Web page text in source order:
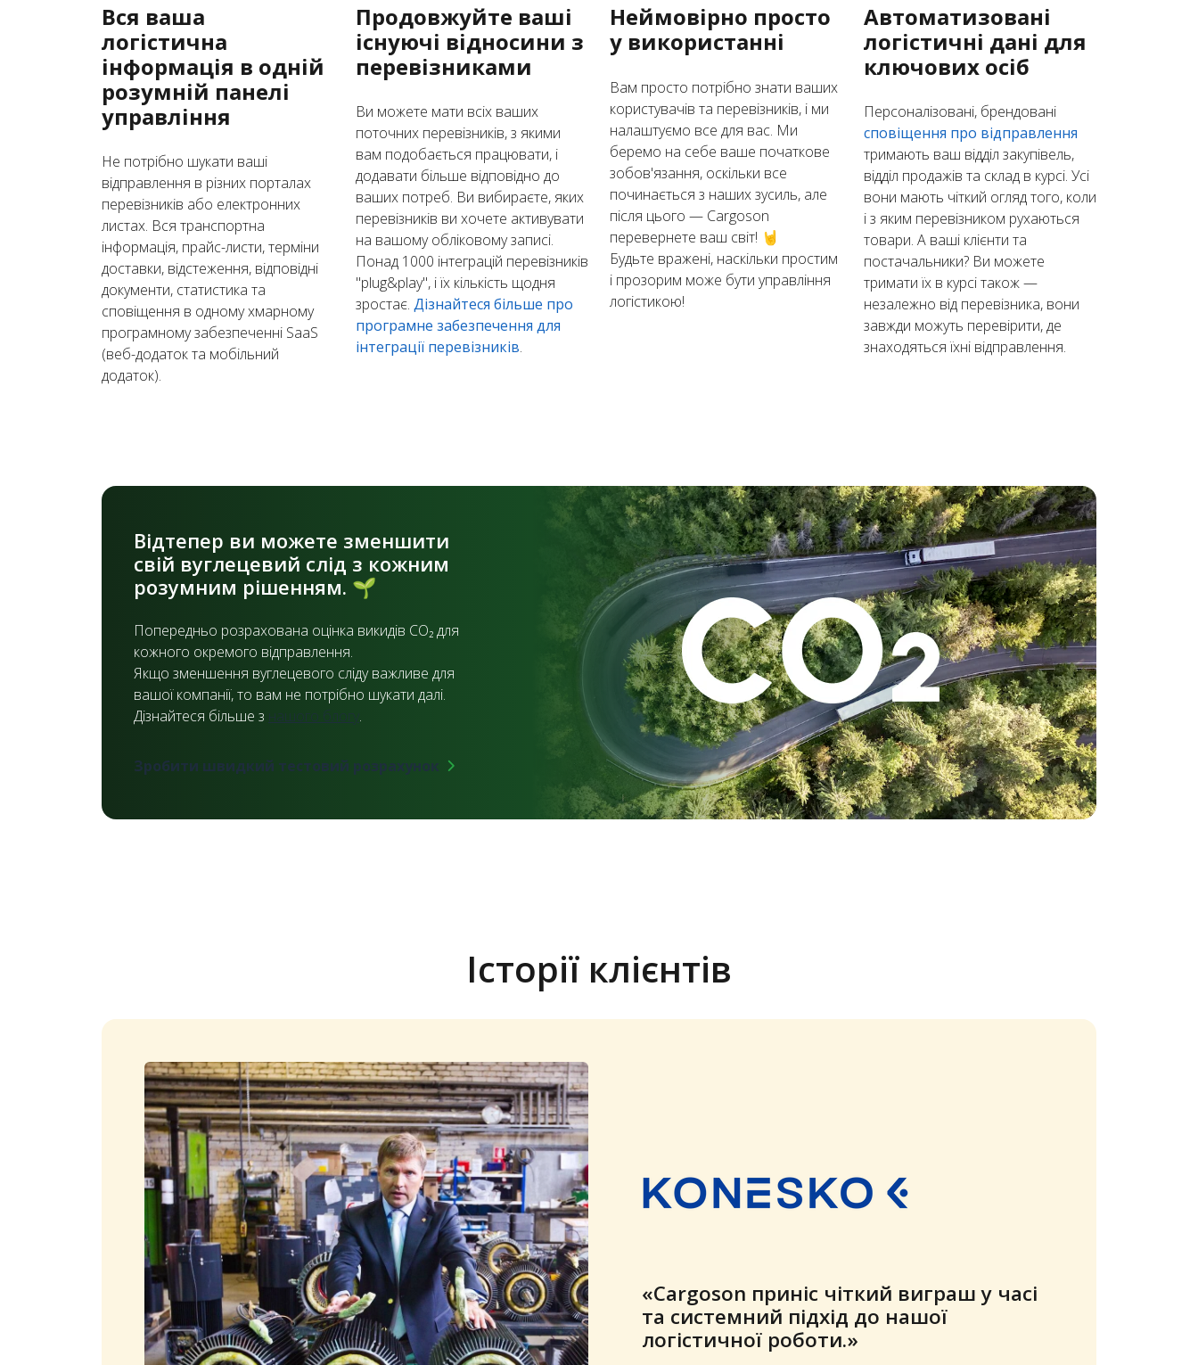
Вся ваша
логістична
інформація в одній
розумній панелі
управління
Не потрібно шукати ваші
відправлення в різних порталах
перевізників або електронних
листах. Вся транспортна
інформація, прайс-листи, терміни
доставки, відстеження, відповідні
документи, статистика та
сповіщення в одному хмарному
програмному забезпеченні SaaS
(веб-додаток та мобільний
додаток).
Продовжуйте ваші
існуючі відносини з
перевізниками
Ви можете мати всіх ваших
поточних перевізників, з якими
вам подобається працювати, і
додавати більше відповідно до
ваших потреб. Ви вибираєте, яких
перевізників ви хочете активувати
на вашому обліковому записі.
Понад 1000 інтеграцій перевізників
"plug&play", і їх кількість щодня
зростає. Дізнайтеся більше про
програмне забезпечення для
інтеграції перевізників.
Неймовірно просто
у використанні
Вам просто потрібно знати ваших
користувачів та перевізників, і ми
налаштуємо все для вас. Ми
беремо на себе ваше початкове
зобов'язання, оскільки все
починається з наших зусиль, але
після цього — Cargoson
перевернете ваш світ! 🤘
Будьте вражені, наскільки простим
і прозорим може бути управління
логістикою!
Автоматизовані
логістичні дані для
ключових осіб
Персоналізовані, брендовані
сповіщення про відправлення
тримають ваш відділ закупівель,
відділ продажів та склад в курсі. Усі
вони мають чіткий огляд того, коли
і з яким перевізником рухаються
товари. А ваші клієнти та
постачальники? Ви можете
тримати їх в курсі також —
незалежно від перевізника, вони
завжди можуть перевірити, де
знаходяться їхні відправлення.
Відтепер ви можете зменшити
свій вуглецевий слід з кожним
розумним рішенням. 🌱
Попередньо розрахована оцінка викидів CO₂ для
кожного окремого відправлення.
Якщо зменшення вуглецевого сліду важливе для
вашої компанії, то вам не потрібно шукати далі.
Дізнайтеся більше з нашого блогу.
Зробити швидкий тестовий розрахунок
Історії клієнтів
кількість дрібних посилок, не могла б
отримати користь від цього продукту.
Навіть якщо компанія використовує